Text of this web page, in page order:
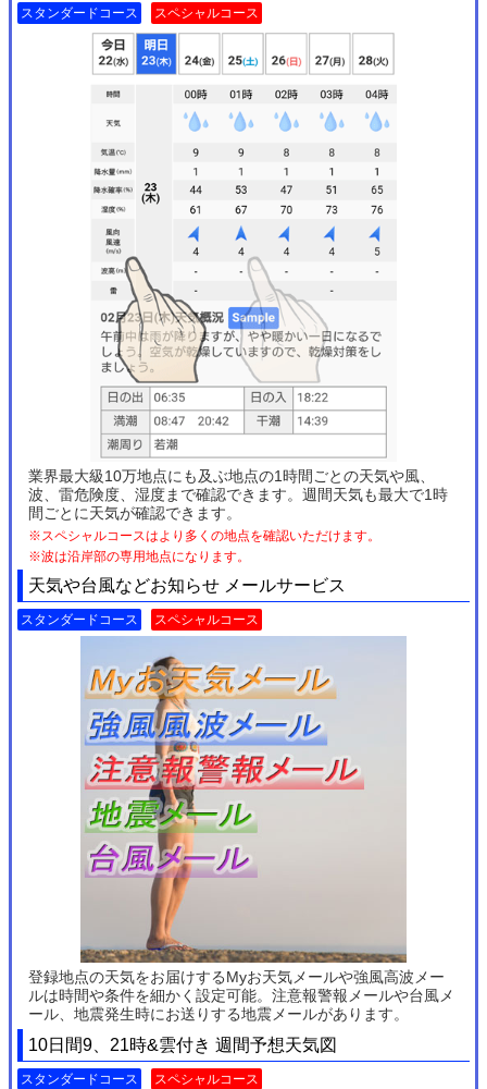
スタンダードコース スペシャルコース
業界最大級10万地点にも及ぶ地点の1時間ごとの天気や風、
波、雷危険度、湿度まで確認できます。週間天気も最大で1時
間ごとに天気が確認できます。
※スペシャルコースはより多くの地点を確認いただけます。
※波は沿岸部の専用地点になります。
天気や台風などお知らせ メールサービス
スタンダードコース スペシャルコース
登録地点の天気をお届けするMyお天気メールや強風高波メー
ルは時間や条件を細かく設定可能。注意報警報メールや台風メ
ール、地震発生時にお送りする地震メールがあります。
10日間9、21時&雲付き 週間予想天気図
スタンダードコース スペシャルコース